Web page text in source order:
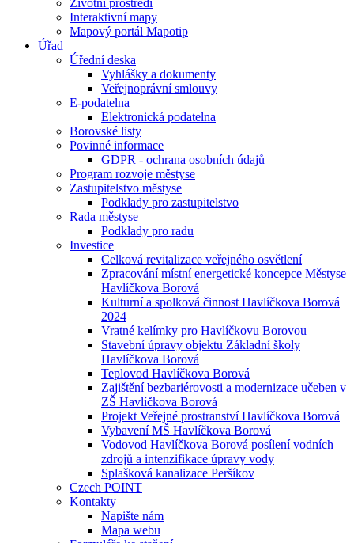
Životní prostředí
Interaktivní mapy
Mapový portál Mapotip
Úřad
Úřední deska
Vyhlášky a dokumenty
Veřejnoprávní smlouvy
E-podatelna
Elektronická podatelna
Borovské listy
Povinné informace
GDPR - ochrana osobních údajů
Program rozvoje městyse
Zastupitelstvo městyse
Podklady pro zastupitelstvo
Rada městyse
Podklady pro radu
Investice
Celková revitalizace veřejného osvětlení
Zpracování místní energetické koncepce Městyse
Havlíčkova Borová
Kulturní a spolková činnost Havlíčkova Borová
2024
Vratné kelímky pro Havlíčkovu Borovou
Stavební úpravy objektu Základní školy
Havlíčkova Borová
Teplovod Havlíčkova Borová
Zajištění bezbariérovosti a modernizace učeben v
ZŠ Havlíčkova Borová
Projekt Veřejné prostranství Havlíčkova Borová
Vybavení MŠ Havlíčkova Borová
Vodovod Havlíčkova Borová posílení vodních
zdrojů a intenzifikace úpravy vody
Splašková kanalizace Peršíkov
Czech POINT
Kontakty
Napište nám
Mapa webu